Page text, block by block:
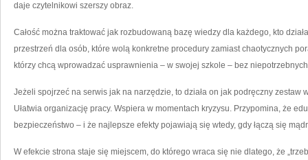
daje czytelnikowi szerszy obraz.
Całość można traktować jak rozbudowaną bazę wiedzy dla każdego, kto
przestrzeń dla osób, które wolą konkretne procedury zamiast chaotycznych
którzy chcą wprowadzać usprawnienia – w swojej szkole – bez
Jeżeli spojrzeć na serwis jak na narzędzie, to działa on jak podręczny zestaw
Ułatwia organizację pracy. Wspiera w momentach kryzysu. Przypomina, że
bezpieczeństwo – i że najlepsze efekty pojawiają się wtedy, gdy łączą się
W efekcie strona staje się miejscem, do którego wraca się nie dlatego, że